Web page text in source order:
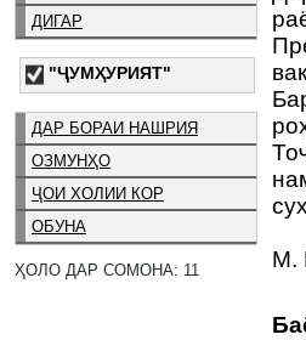
ДИГАР
"ҶУМҲУРИЯТ"
ДАР БОРАИ НАШРИЯ
ОЗМУНҲО
ҶОИ ХОЛИИ КОР
ОБУНА
ҲОЛО ДАР СОМОНА: 11 М.